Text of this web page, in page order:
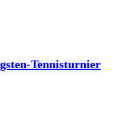
Tennisturnier